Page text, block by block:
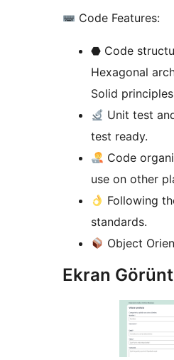
Code Features:
⬣ Code
Hexagonal
Solid
Unit test
test ready.
Code
use on other
Following
standards.
Object
Ekran